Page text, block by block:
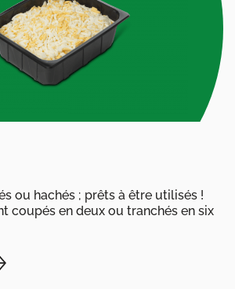
ou hachés ; prêts à être utilisés !
coupés en deux ou tranchés en six